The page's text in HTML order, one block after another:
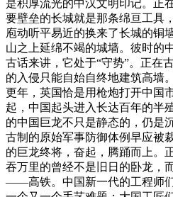
是积厚流光的中汉文明印记。正
要壁垒的长城就是那条绵亘工具
庖动听平易近的换来了长城的铜
山之上延绵不竭的城墙。彼时的
古话来讲，它处于“守势”。正在
的入侵只能自始自终地建筑高墙
更年，英国恰是用枪炮打开中国
起，中国起头进入长达百年的半
的中国巨龙不只是静态的，仍是
古制的原始军事防御体例早应被
的巨龙终将，奋起，腾踊而上。
吞万里的曾经不是旧日的卧龙，
——高铁。中国新一代的工程师